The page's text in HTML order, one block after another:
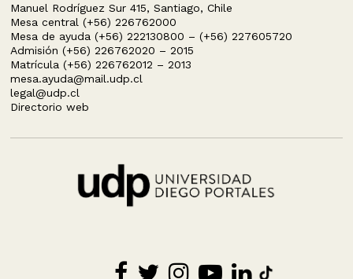
Manuel Rodríguez Sur 415, Santiago, Chile
Mesa central (+56) 226762000
Mesa de ayuda (+56) 222130800 – (+56) 227605720
Admisión (+56) 226762020 – 2015
Matrícula (+56) 226762012 – 2013
mesa.ayuda@mail.udp.cl
legal@udp.cl
Directorio web